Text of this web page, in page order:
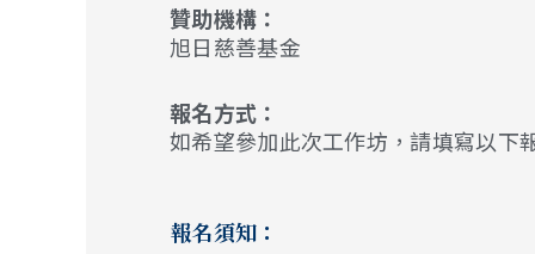
贊助機構：
旭日慈善基金
報名方式：
如希望參加此次工作坊，請填寫以下
報名須知：